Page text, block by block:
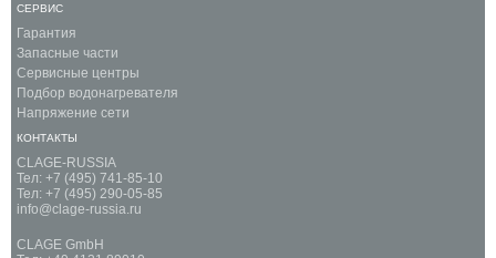
СЕРВИС
Гарантия
Запасные части
Сервисные центры
Подбор водонагревателя
Напряжение сети
КОНТАКТЫ
CLAGE-RUSSIA
Тел: +7 (495) 741-85-10
Тел: +7 (495) 290-05-85
info@clage-russia.ru
CLAGE GmbH